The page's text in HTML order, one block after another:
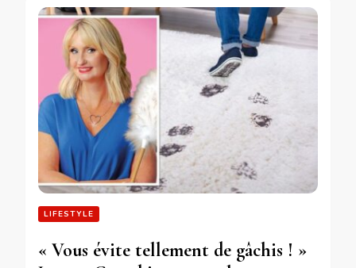
LIFESTYLE
« Vous évite tellement de gâchis ! »